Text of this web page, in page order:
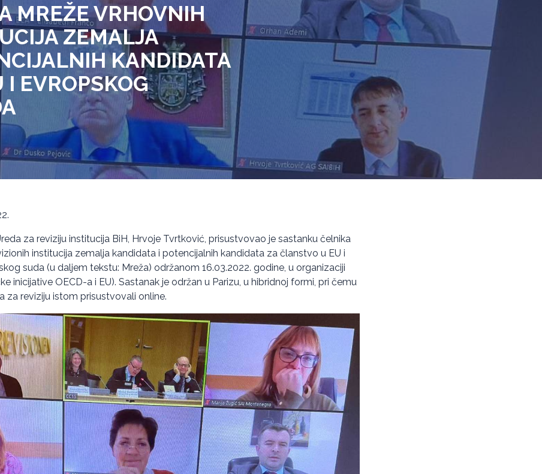
MREŽE VRHOVNIH
ZEMALJA
KANDIDATA
EVROPSKOG
za reviziju institucija BiH, Hrvoje Tvrtković, prisustvovao je sastanku čelnika
institucija zemalja kandidata i potencijalnih kandidata za članstvo u EU i
suda (u daljem tekstu: Mreža) održanom 16.03.2022. godine, u organizaciji
inicijative OECD-a i EU). Sastanak je održan u Parizu, u hibridnoj formi, pri čemu
za reviziju istom prisustvovali online.